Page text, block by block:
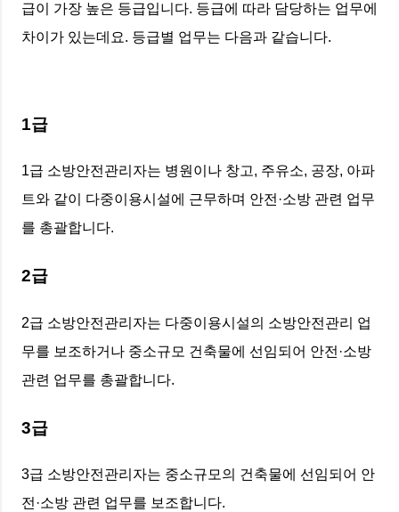
급이 가장 높은 등급입니다. 등급에 따라 담당하는 업무에
차이가 있는데요. 등급별 업무는 다음과 같습니다.
1급
1급 소방안전관리자는 병원이나 창고, 주유소, 공장, 아파
트와 같이 다중이용시설에 근무하며 안전·소방 관련 업무
를 총괄합니다.
2급
2급 소방안전관리자는 다중이용시설의 소방안전관리 업
무를 보조하거나 중소규모 건축물에 선임되어 안전·소방
관련 업무를 총괄합니다.
3급
3급 소방안전관리자는 중소규모의 건축물에 선임되어 안
전·소방 관련 업무를 보조합니다.